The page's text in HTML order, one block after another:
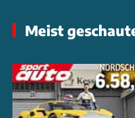
Turbolader und
regelbares Dampfrad
Ladedrucks.
Meist